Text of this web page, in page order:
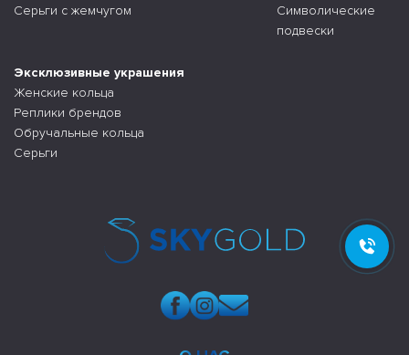
Серьги с жемчугом
Символические
подвески
Эксклюзивные украшения
Женские кольца
Реплики брендов
Обручальные кольца
Серьги